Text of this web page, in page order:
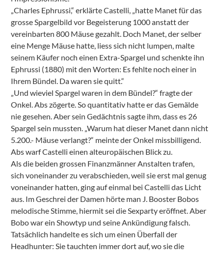
„Charles Ephrussi,“ erklärte Castelli, „hatte Manet für das
grosse Spargelbild vor Begeisterung 1000 anstatt der
vereinbarten 800 Mäuse gezahlt. Doch Manet, der selber
eine Menge Mäuse hatte, liess sich nicht lumpen, malte
seinem Käufer noch einen Extra-Spargel und schenkte ihn
Ephrussi (1880) mit den Worten: Es fehlte noch einer in
Ihrem Bündel. Da waren sie quitt.“
„Und wieviel Spargel waren in dem Bündel?“ fragte der
Onkel. Abs zögerte. So quantitativ hatte er das Gemälde
nie gesehen. Aber sein Gedächtnis sagte ihm, dass es 26
Spargel sein mussten. „Warum hat dieser Manet dann nicht
5.200.- Mäuse verlangt?“ meinte der Onkel missbilligend.
Abs warf Castelli einen alteuropäischen Blick zu.
Als die beiden grossen Finanzmänner Anstalten trafen,
sich voneinander zu verabschieden, weil sie erst mal genug
voneinander hatten, ging auf einmal bei Castelli das Licht
aus. Im Geschrei der Damen hörte man J. Booster Bobos
melodische Stimme, hiermit sei die Sexparty eröffnet. Aber
Bobo war ein Showtyp und seine Ankündigung falsch.
Tatsächlich handelte es sich um einen Überfall der
Headhunter: Sie tauchten immer dort auf, wo sie die